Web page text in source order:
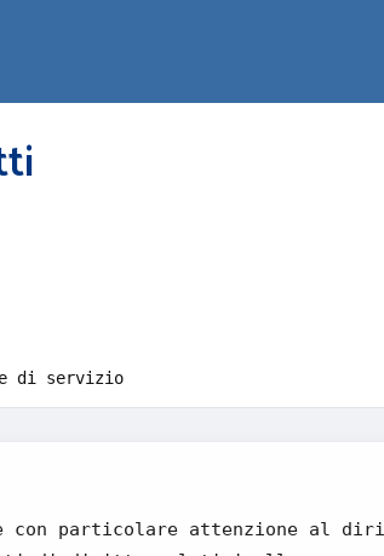
di servizio
particolare attenzione al